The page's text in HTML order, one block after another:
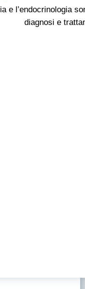
e l’endocrinologia
diagnosi e